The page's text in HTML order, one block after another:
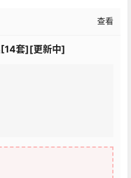
查看
[14套][更新中]